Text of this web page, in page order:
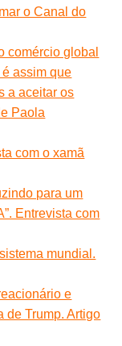
o Canal do
comércio global
assim que
a aceitar os
Paola
com o xamã
para um
Entrevista com
mundial.
e
de Trump. Artigo